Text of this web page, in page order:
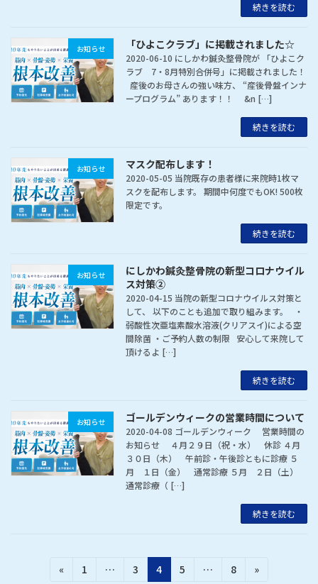
続きを読む
お知らせ 「ひよこクラブ」に掲載されました☆
2020-06-10 にしかわ鍼灸整骨院が 「ひよこク
ラブ 7・8月特別合併号」に掲載されました！
産後のお母さんの強い味方、 “産後骨盤インナ
ープログラム” あります！！ &n […]
続きを読む
お知らせ マスク配布します！
2020-05-05 当院既存の患者様に来院時1枚マ
スクを配布します。 期間中何度でもOK! 500枚
限定です。
続きを読む
お知らせ
にしかわ鍼灸整骨院の新型コロナウイル
ス対策②
2020-04-15 当院の新型コロナウイルス対策と
して、 以下のことも追加で取り組みます。 ・
弱酸性次亜塩素酸水溶液(クリアスイ)による空
間除菌 ・ご予約人数の制限 安心して来院して
頂けるよ […]
続きを読む
お知らせ ゴールデンウィークの営業時間について
2020-04-08 ゴールデンウィーク 営業時間の
お知らせ ４月２９日（祝・水） 休診 ４月
３０日（木） 午前診・午後診ともに診療 ５
月 １日（金） 通常診療 ５月 ２日（土）
通常診療（ […]
続きを読む
«
固
1 …
固
3
固
4
固
5 …
固
8 »